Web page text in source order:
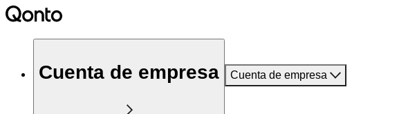
Cuenta de empresa Cuenta de empresa